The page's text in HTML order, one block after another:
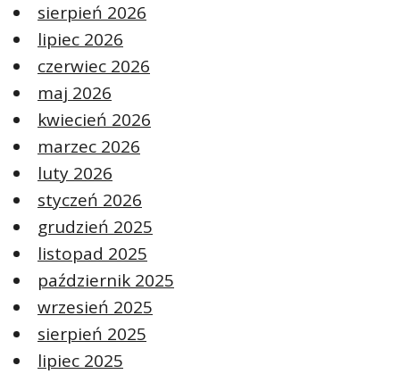
sierpień 2026
lipiec 2026
czerwiec 2026
maj 2026
kwiecień 2026
marzec 2026
luty 2026
styczeń 2026
grudzień 2025
listopad 2025
październik 2025
wrzesień 2025
sierpień 2025
lipiec 2025